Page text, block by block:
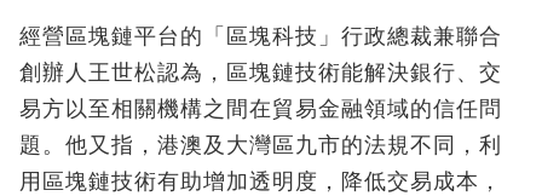
經營區塊鏈平台的「區塊科技」行政總裁兼聯合
創辦人王世松認為，區塊鏈技術能解決銀行、交
易方以至相關機構之間在貿易金融領域的信任問
題。他又指，港澳及大灣區九市的法規不同，利
用區塊鏈技術有助增加透明度，降低交易成本，